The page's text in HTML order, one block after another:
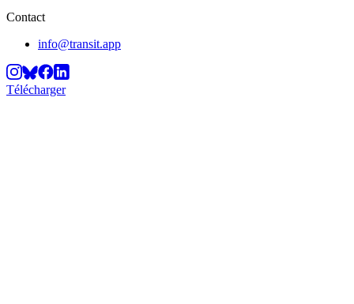
Contact
info@transit.app
Télécharger